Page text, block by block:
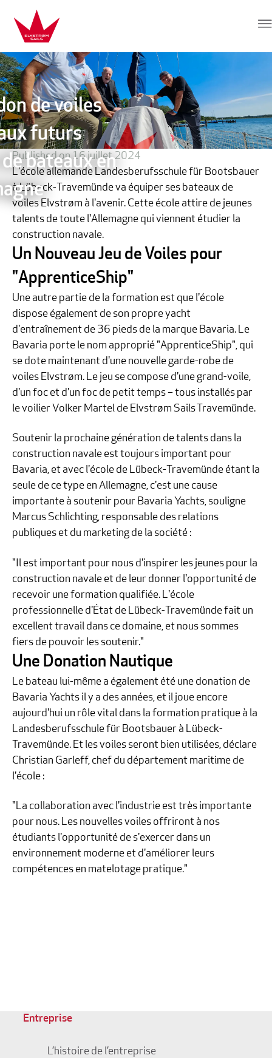
Aller au contenu
Elvstrøm Sails
de voiles
futurs
bateaux en
Published on 16 juillet 2024
L'école allemande Landesberufsschule für Bootsbauer
à Lübeck-Travemünde va équiper ses bateaux de
voiles Elvstrøm à l'avenir. Cette école attire de jeunes
talents de toute l'Allemagne qui viennent étudier la
construction navale.
Un Nouveau Jeu de Voiles pour
"ApprenticeShip"
Une autre partie de la formation est que l'école
dispose également de son propre yacht
d'entraînement de 36 pieds de la marque Bavaria. Le
Bavaria porte le nom approprié "ApprenticeShip", qui
se dote maintenant d'une nouvelle garde-robe de
voiles Elvstrøm. Le jeu se compose d'une grand-voile,
d'un foc et d'un foc de petit temps – tous installés par
le voilier Volker Martel de Elvstrøm Sails Travemünde.
Soutenir la prochaine génération de talents dans la
construction navale est toujours important pour
Bavaria, et avec l'école de Lübeck-Travemünde étant la
seule de ce type en Allemagne, c'est une cause
importante à soutenir pour Bavaria Yachts, souligne
Marcus Schlichting, responsable des relations
publiques et du marketing de la société :
"Il est important pour nous d'inspirer les jeunes pour la
construction navale et de leur donner l'opportunité de
recevoir une formation qualifiée. L'école
professionnelle d'État de Lübeck-Travemünde fait un
excellent travail dans ce domaine, et nous sommes
fiers de pouvoir les soutenir."
Une Donation Nautique
Le bateau lui-même a également été une donation de
Bavaria Yachts il y a des années, et il joue encore
aujourd'hui un rôle vital dans la formation pratique à la
Landesberufsschule für Bootsbauer à Lübeck-
Travemünde. Et les voiles seront bien utilisées, déclare
Christian Garleff, chef du département maritime de
l'école :
"La collaboration avec l'industrie est très importante
pour nous. Les nouvelles voiles offriront à nos
étudiants l'opportunité de s'exercer dans un
environnement moderne et d'améliorer leurs
compétences en matelotage pratique."
Entreprise
L’histoire de l’entreprise